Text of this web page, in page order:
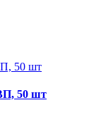
50 шт